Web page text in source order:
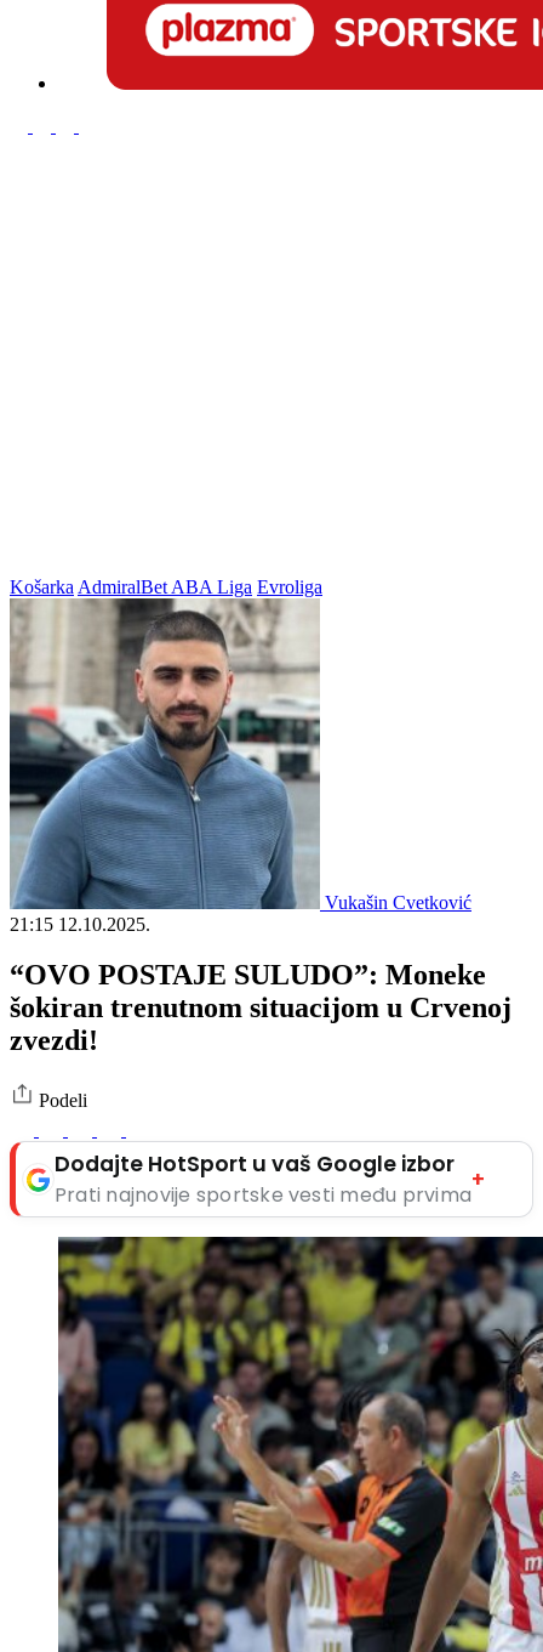
Košarka AdmiralBet ABA Liga Evroliga
Vukašin Cvetković
21:15 12.10.2025.
“OVO POSTAJE SULUDO”: Moneke
šokiran trenutnom situacijom u Crvenoj
zvezdi!
Podeli
Dodajte HotSport u vaš Google izbor
Prati najnovije sportske vesti među prvima
+